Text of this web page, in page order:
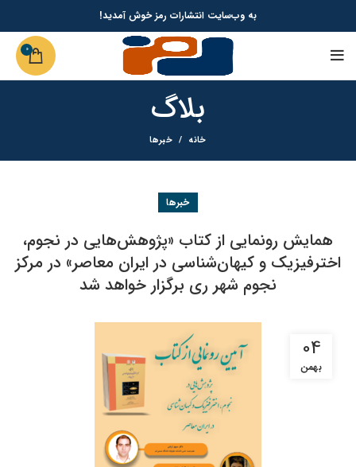
به وب‌سایت انتشارات رمز خوش آمدید!
0
بلاگ
خانه خبرها
خبرها
همایش رونمایی از کتاب «پژوهش‌هایی در نجوم،
اخترفیزیک و کیهان‌شناسی در ایران معاصر» در مرکز
نجوم شهر ری برگزار خواهد شد
04
بهمن